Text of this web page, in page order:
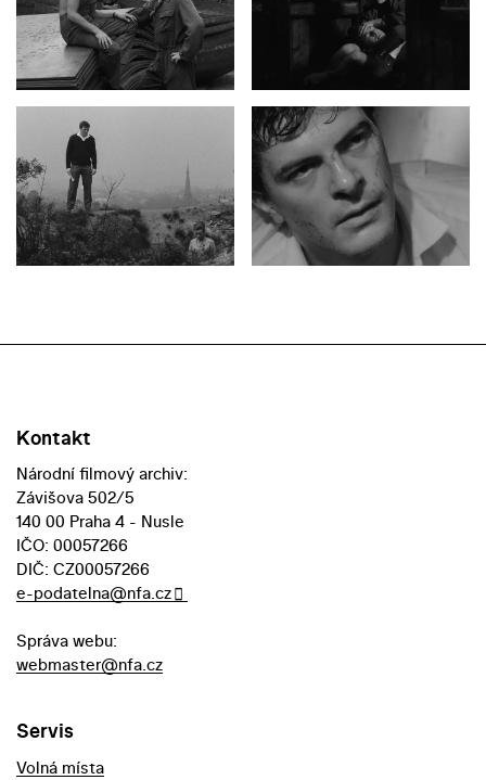
Kontakt
Národní filmový archiv:
Závišova 502/5
140 00 Praha 4 - Nusle
IČO: 00057266
DIČ: CZ00057266
e-podatelna@nfa.cz
Správa webu:
webmaster@nfa.cz
Servis
Volná místa